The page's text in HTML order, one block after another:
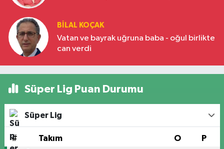
BILAL KOÇAK
Vatan ve bayrak uğruna baba - oğul birlikte
can verdi
Süper Lig Puan Durumu
Süper Lig
# Takım O P